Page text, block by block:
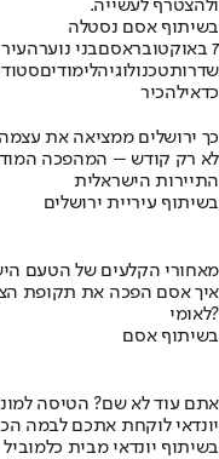
ולהצטרף לעשייה.
בשיתוף אסם נסטלה
7 באוקטובר
אסםבני נוערהעיר
שדרותטכנולוגיהלימודים
כדאילהכיר
כך ירושלים ממציאה את
לא רק קודש – המהפכה
התיירות הישראלית
בשיתוף עיריית ירושלים
מאחורי הקלעים של הטעם
לאומי?
בשיתוף אסם
אתם עוד לא שם? הטיסה
יונדאי לוקחת אתכם לבמה
בשיתוף יונדאי מבית כלמוביל